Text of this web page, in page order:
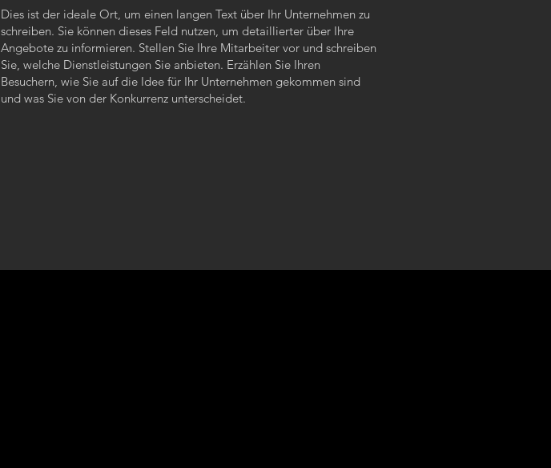
Dies ist der ideale Ort, um einen langen Text über Ihr Unternehmen zu
schreiben. Sie können dieses Feld nutzen, um detaillierter über Ihre
Angebote zu informieren. Stellen Sie Ihre Mitarbeiter vor und schreiben
Sie, welche Dienstleistungen Sie anbieten. Erzählen Sie Ihren
Besuchern, wie Sie auf die Idee für Ihr Unternehmen gekommen sind
und was Sie von der Konkurrenz unterscheidet.